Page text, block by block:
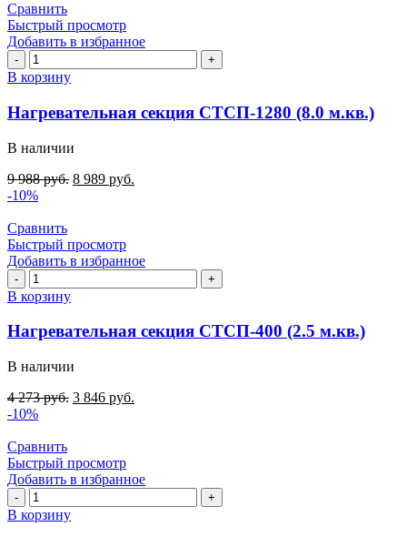
Сравнить
Быстрый просмотр
Добавить в избранное
Количество
товара
Нагревательная
СТСП-1280
м.кв.)
В корзину
Нагревательная секция СТСП-1280 (8.0 м.кв.)
В наличии
9 988руб. 8 989 руб.
-10%
Сравнить
Быстрый просмотр
Добавить в избранное
Количество
товара
Нагревательная
секция
СТСП-400
м.кв.)
В корзину
Нагревательная секция СТСП-400 (2.5 м.кв.)
В наличии
4 273руб. 3 846 руб.
-10%
Сравнить
Быстрый просмотр
Добавить в избранное
Количество
товара
Нагревательная
В корзину